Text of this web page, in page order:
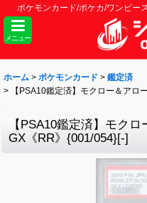
ポケモンカード/ポケカ/ワンピ
メニュー
ホーム > ポケモンカード > 鑑定済
>
【PSA10鑑定済】モクロー＆アロ
【PSA10鑑定済】モク
GX《RR》{001/054}[-]